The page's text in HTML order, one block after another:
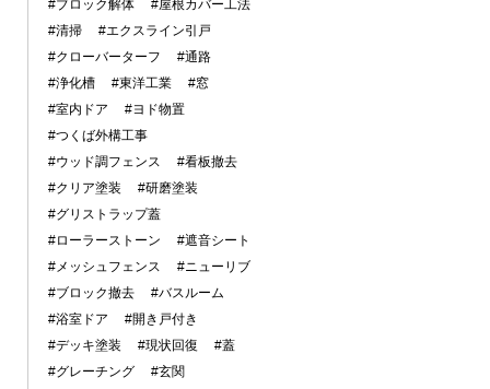
#ブロック解体
#屋根カバー工法
#清掃
#エクスライン引戸
#クローバーターフ
#通路
#浄化槽
#東洋工業
#窓
#室内ドア
#ヨド物置
#つくば外構工事
#ウッド調フェンス
#看板撤去
#クリア塗装
#研磨塗装
#グリストラップ蓋
#ローラーストーン
#遮音シート
#メッシュフェンス
#ニューリブ
#ブロック撤去
#バスルーム
#浴室ドア
#開き戸付き
#デッキ塗装
#現状回復
#蓋
#グレーチング
#玄関